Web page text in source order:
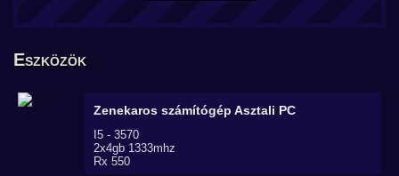
Eszközök
Zenekaros számítógép Asztali PC
I5 - 3570
2x4gb 1333mhz
Rx 550